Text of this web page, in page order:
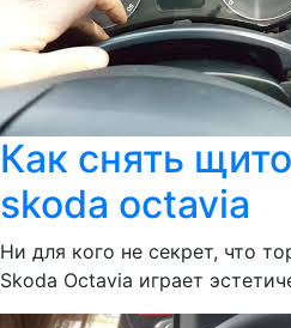
Как снять
skoda octavia
Ни для кого не секрет, что
Skoda Octavia играет